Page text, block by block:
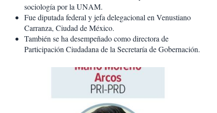
sociología por la UNAM.
Fue diputada federal y jefa delegacional en Venustiano
Carranza, Ciudad de México.
También se ha desempeñado como directora de
Participación Ciudadana de la Secretaría de Gobernación.